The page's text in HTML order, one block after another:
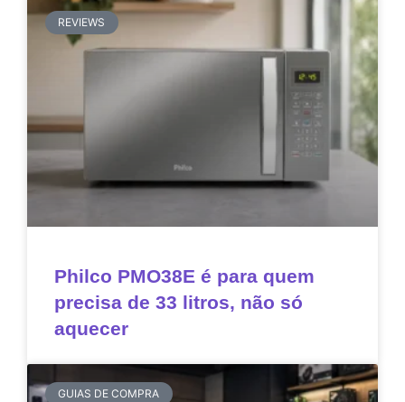
REVIEWS
Philco PMO38E é para quem
precisa de 33 litros, não só
aquecer
GUIAS DE COMPRA